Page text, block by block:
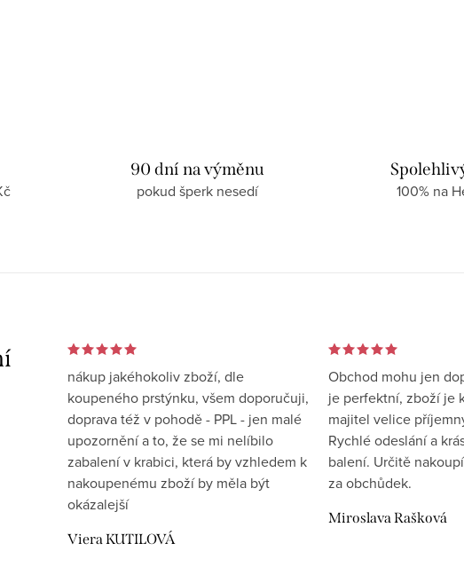
90 dní na výměnu
pokud šperk nesedí 100% na
nákup jakéhokoliv zboží, dle
koupeného prstýnku, všem doporučuji,
doprava též v pohodě - PPL - jen malé
upozornění a to, že se mi nelíbilo
zabalení v krabici, která by vzhledem k
nakoupenému zboží by měla být
okázalejší
Viera KUTILOVÁ
Obchod mohu jen
je perfektní, zboží je
majitel velice
Rychlé odeslání a
balení. Určitě
za obchůdek.
Miroslava Rašková